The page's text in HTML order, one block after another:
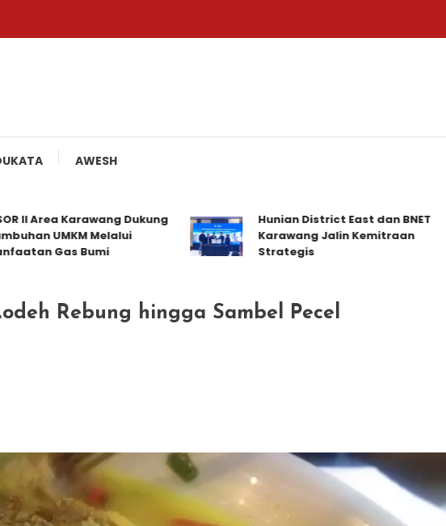
AWESH
Area Karawang Dukung
UMKM Melalui
Gas Bumi
Hunian District East dan BNET
Karawang Jalin Kemitraan
Strategis
Rebung hingga Sambel Pecel